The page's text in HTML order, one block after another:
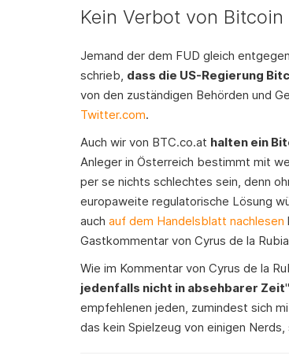
Kein Verbot von
Jemand der dem FUD gleich
schrieb, dass die US-Regierung
von den zuständigen Behörden und
Twitter.com.
Auch wir von BTC.co.at halten ein
Anleger in Österreich bestimmt mit
per se nichts schlechtes sein, denn
europaweite regulatorische Lösung
auch auf dem Handelsblatt nachlesen
Gastkommentar von Cyrus de la
Wie im Kommentar von Cyrus de la
jedenfalls nicht in absehbarer Zeit
empfehlenen jeden, zumindest sich
das kein Spielzeug von einigen